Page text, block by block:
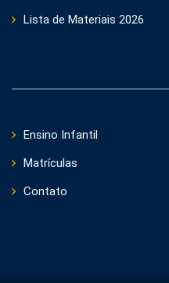
Lista de Materiais 2026
Ensino Infantil
Matrículas
Contato